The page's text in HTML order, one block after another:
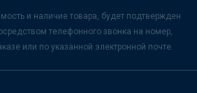
и наличие товара, будет подтвержден
телефонного звонка на номер,
или по указанной электронной почте.